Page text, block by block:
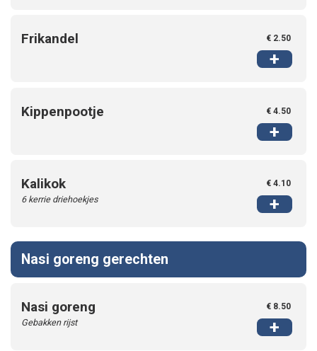
Frikandel € 2.50
+
Kippenpootje € 4.50
+
Kalikok
6 kerrie driehoekjes
€ 4.10
+
Nasi goreng gerechten
Nasi goreng
Gebakken rijst
€ 8.50
+